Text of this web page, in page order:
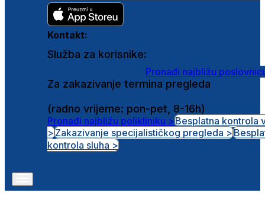
Kontakt:
Služba za korisnike:
Pronađi najbližu
Za zakazivanje termina pregleda
(radno vrijeme: pon-pet, 8-16h)
Pronađi najbližu polikliniku >Besplatna kontrola
>Zakazivanje specijalističkog pregleda >
kontrola sluha >